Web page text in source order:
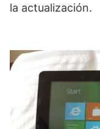
la actualización.